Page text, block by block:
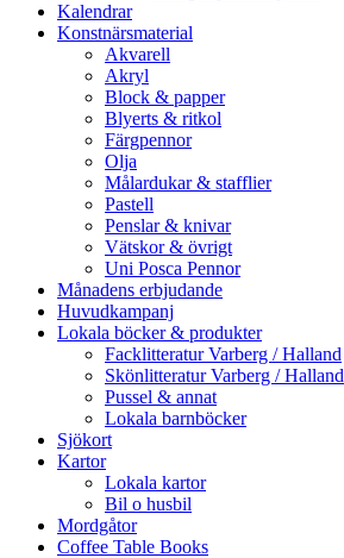
Kalendrar
Konstnärsmaterial
Akvarell
Akryl
Block & papper
Blyerts & ritkol
Färgpennor
Olja
Målardukar & stafflier
Pastell
Penslar & knivar
Vätskor & övrigt
Uni Posca Pennor
Månadens erbjudande
Huvudkampanj
Lokala böcker & produkter
Facklitteratur Varberg / Halland
Skönlitteratur Varberg / Halland
Pussel & annat
Lokala barnböcker
Sjökort
Kartor
Lokala kartor
Bil o husbil
Mordgåtor
Coffee Table Books